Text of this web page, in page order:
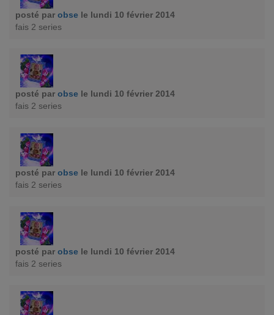
posté par obse le lundi 10 février 2014
fais 2 series
posté par obse le lundi 10 février 2014
fais 2 series
posté par obse le lundi 10 février 2014
fais 2 series
posté par obse le lundi 10 février 2014
fais 2 series